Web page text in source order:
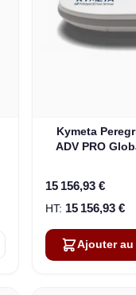
Kymeta
ADV PRO
15 156,93 €
15 156,93 €
Ajouter au